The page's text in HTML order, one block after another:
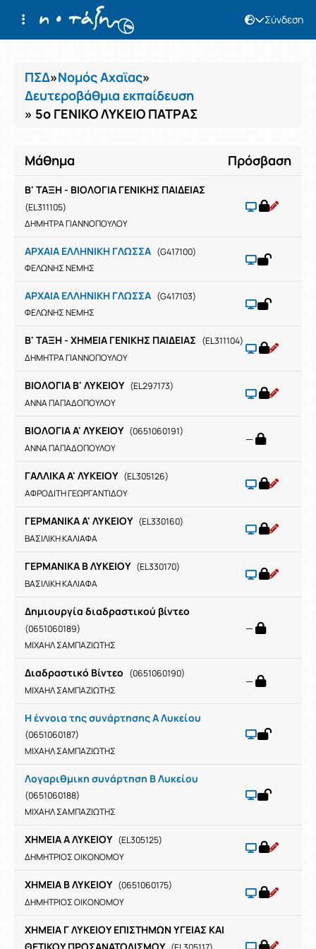
Σύνδεση
Μαθήματα
ΠΣΔ»Νομός Αχαϊας»
Δευτεροβάθμια εκπαίδευση
» 5ο ΓΕΝΙΚΟ ΛΥΚΕΙΟ ΠΑΤΡΑΣ
Μάθημα Πρόσβαση
Β' ΤΑΞΗ - ΒΙΟΛΟΓΙΑ ΓΕΝΙΚΗΣ ΠΑΙΔΕΙΑΣ
(EL311105)
ΔΗΜΗΤΡΑ ΓΙΑΝΝΟΠΟΥΛΟΥ
ΑΡΧΑΙΑ ΕΛΛΗΝΙΚΗ ΓΛΩΣΣΑ (G417100)
ΦΕΛΩΝΗΣ ΝΕΜΗΣ
ΑΡΧΑΙΑ ΕΛΛΗΝΙΚΗ ΓΛΩΣΣΑ (G417103)
ΦΕΛΩΝΗΣ ΝΕΜΗΣ
Β' ΤΑΞΗ - ΧΗΜΕΙΑ ΓΕΝΙΚΗΣ ΠΑΙΔΕΙΑΣ (EL311104)
ΔΗΜΗΤΡΑ ΓΙΑΝΝΟΠΟΥΛΟΥ
ΒΙΟΛΟΓΙΑ Β' ΛΥΚΕΙΟΥ (EL297173)
ΑΝΝΑ ΠΑΠΑΔΟΠΟΥΛΟΥ
ΒΙΟΛΟΓΙΑ Α' ΛΥΚΕΙΟΥ (0651060191)
ΑΝΝΑ ΠΑΠΑΔΟΠΟΥΛΟΥ
—
ΓΑΛΛΙΚΑ Α' ΛΥΚΕΙΟΥ (EL305126)
ΑΦΡΟΔΙΤΗ ΓΕΩΡΓΑΝΤΙΔΟΥ
ΓΕΡΜΑΝΙΚΑ Α' ΛΥΚΕΙΟΥ (EL330160)
ΒΑΣΙΛΙΚΗ ΚΑΛΙΑΦΑ
ΓΕΡΜΑΝΙΚΑ Β ΛΥΚΕΙΟΥ (EL330170)
ΒΑΣΙΛΙΚΗ ΚΑΛΙΑΦΑ
Δημιουργία διαδραστικού βίντεο
(0651060189)
ΜΙΧΑΗΛ ΣΑΜΠΑΖΙΩΤΗΣ
—
Διαδραστικό Βίντεο (0651060190)
ΜΙΧΑΗΛ ΣΑΜΠΑΖΙΩΤΗΣ
—
Η έννοια της συνάρτησης Α Λυκείου
(0651060187)
ΜΙΧΑΗΛ ΣΑΜΠΑΖΙΩΤΗΣ
Λογαριθμικη συνάρτηση Β Λυκείου
(0651060188)
ΜΙΧΑΗΛ ΣΑΜΠΑΖΙΩΤΗΣ
ΧΗΜΕΙΑ Α ΛΥΚΕΙΟΥ (EL305125)
ΔΗΜΗΤΡΙΟΣ ΟΙΚΟΝΟΜΟΥ
ΧΗΜΕΙΑ Β ΛΥΚΕΙΟΥ (0651060175)
ΔΗΜΗΤΡΙΟΣ ΟΙΚΟΝΟΜΟΥ
ΧΗΜΕΙΑ Γ ΛΥΚΕΙΟΥ ΕΠΙΣΤΗΜΩΝ ΥΓΕΙΑΣ ΚΑΙ